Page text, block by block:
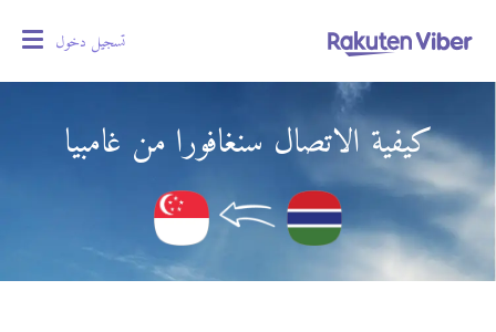
تسجيل دخول
كيفية الاتصال سنغافورا من غامبيا